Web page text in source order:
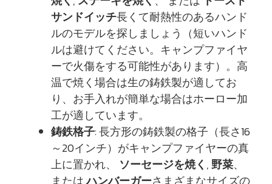
サンドイッチ長くて耐熱性のあるハンド
ルのモデルを探しましょう（短いハンド
ルは避けてください。キャンプファイヤ
ーで火傷をする可能性があります）。高
温で焼く場合は生の鋳鉄製が適してお
り、お手入れが簡単な場合はホーロー加
工が適しています。
鋳鉄格子: 長方形の鋳鉄製の格子（長さ16
～20インチ）がキャンプファイヤーの真
上に置かれ、 ソーセージを焼く ,野菜、